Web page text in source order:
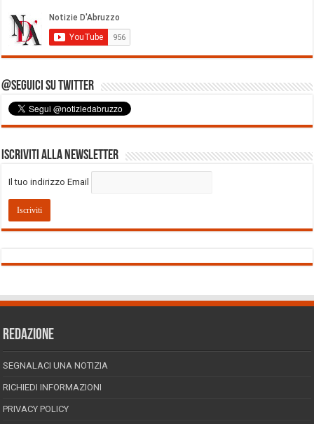
@Seguici su Twitter
Iscriviti alla Newsletter
Il tuo indirizzo Email
REDAZIONE
SEGNALACI UNA NOTIZIA
RICHIEDI INFORMAZIONI
PRIVACY POLICY